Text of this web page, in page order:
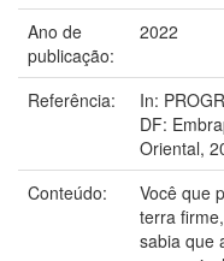
Ano de
publicação:
2022
Referência:
In:
DF:
Oriental,
Conteúdo:
Você que
terra
sabia que